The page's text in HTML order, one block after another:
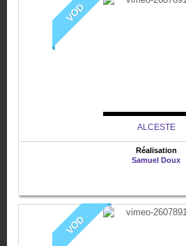
VOD
ALCESTE
Réalisation
Samuel Doux
VOD